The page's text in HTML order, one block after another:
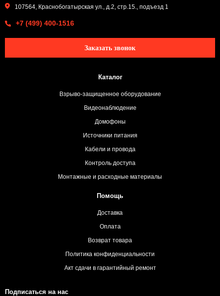
107564, Краснобогатырская ул., д.2, стр.15., подъезд 1
+7 (499) 400-1516
Заказать звонок
Каталог
Взрыво-защищенное оборудование
Видеонаблюдение
Домофоны
Источники питания
Кабели и провода
Контроль доступа
Монтажные и расходные материалы
Помощь
Доставка
Оплата
Возврат товара
Политика конфиденциальности
Акт сдачи в гарантийный ремонт
Подписаться на нас